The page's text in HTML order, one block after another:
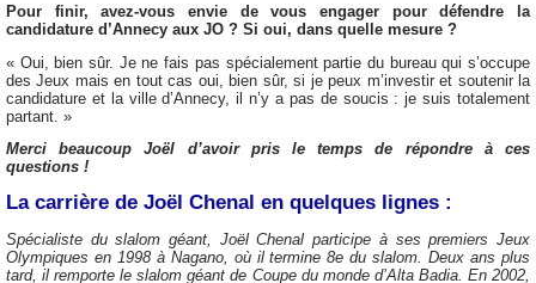
Pour finir, avez-vous envie de vous engager pour défendre la
candidature d’Annecy aux JO ? Si oui, dans quelle mesure ?
« Oui, bien sûr. Je ne fais pas spécialement partie du bureau qui s’occupe
des Jeux mais en tout cas oui, bien sûr, si je peux m’investir et soutenir la
candidature et la ville d’Annecy, il n’y a pas de soucis : je suis totalement
partant. »
Merci beaucoup Joël d’avoir pris le temps de répondre à ces
questions !
La carrière de Joël Chenal en quelques lignes :
Spécialiste du slalom géant, Joël Chenal participe à ses premiers Jeux
Olympiques en 1998 à Nagano, où il termine 8e du slalom. Deux ans plus
tard, il remporte le slalom géant de Coupe du monde d’Alta Badia. En 2002,